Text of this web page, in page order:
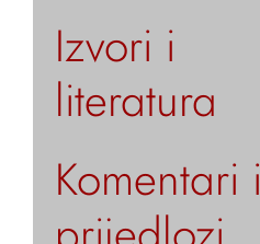
Izvori i
literatura
Komentari i